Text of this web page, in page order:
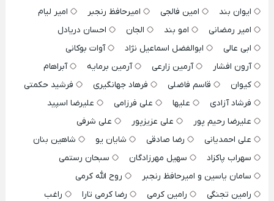
ایوان بند
امین فالجی امیرحافظ رنجبر
امیر لیام
امیر رمضانی
امو بند الجان
احسان دریادل
ابی عالی
ابوالفضل اسماعیل نژاد
آوات بوکانی
آرون افشار
آرمین زارعی آرمین برمایه
آبراهام
کیوان
قاسم فاضلی فرهاد جهانگیری
فرشید حکمتی
فرشاد آزادی
علیها علی فرزامی
علیرضا اسپید
علیرضا رحیم پور
علی عزیزپور
علی شرفی
علی احمدیانی
رضا صادقی شایان یو
شاهین بنان
سهراب پاکزاد
سهیل مهرزادگان
سبحان رستمی
سامان یاسین و امیرحافظ رنجبر
روح الله کرمی
رامین تجنگی
رامین کرمی رضا کرمی تارا
راغب